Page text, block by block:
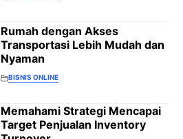
Rumah dengan Akses
Transportasi Lebih Mudah dan
Nyaman
BISNIS ONLINE
Memahami Strategi Mencapai
Target Penjualan Inventory